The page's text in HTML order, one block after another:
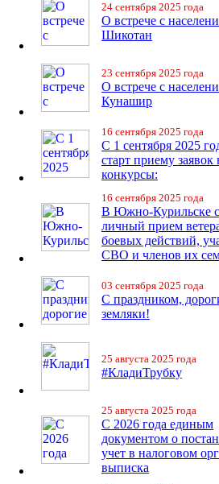
24 сентября 2025 года
О встрече с
Шикотан
23 сентября 2025 года
О встрече с
Кунашир
16 сентября 2025 года
С 1 сентября 2025
старт приему заявок
конкурсы:
16 сентября 2025 года
В Южно-Курильске
личный прием
боевых действий,
СВО и членов их
03 сентября 2025 года
С праздником,
земляки!
25 августа 2025 года
#КладиТрубку
25 августа 2025 года
С 2026 года единым
документом о
учет в налоговом
выписка